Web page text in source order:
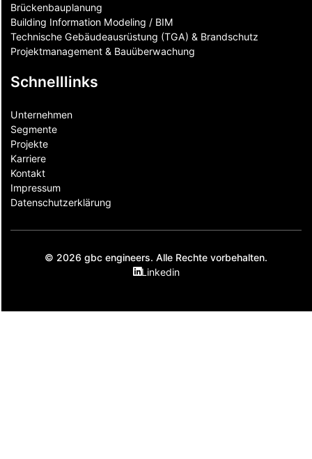
Brückenbauplanung
Building Information Modeling / BIM
Technische Gebäudeausrüstung (TGA) & Brandschutz
Projektmanagement & Bauüberwachung
Schnelllinks
Unternehmen
Segmente
Projekte
Karriere
Kontakt
Impressum
Datenschutzerklärung
© 2026 gbc engineers. Alle Rechte vorbehalten.
Linkedin